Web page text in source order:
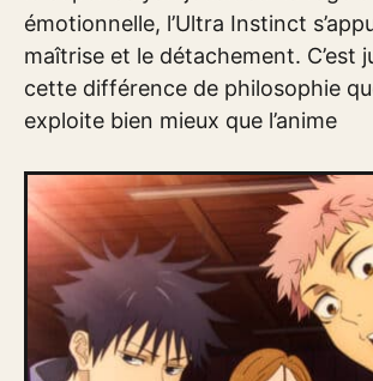
émotionnelle, l’Ultra Instinct
maîtrise et le détachement. C’est
cette différence de philosophie
exploite bien mieux que l’anime